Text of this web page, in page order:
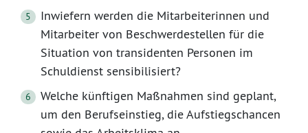
Inwiefern werden die Mitarbeiterinnen und
Mitarbeiter von Beschwerdestellen für die
Situation von transidenten Personen im
Schuldienst sensibilisiert?
Welche künftigen Maßnahmen sind geplant,
um den Berufseinstieg, die Aufstiegschancen